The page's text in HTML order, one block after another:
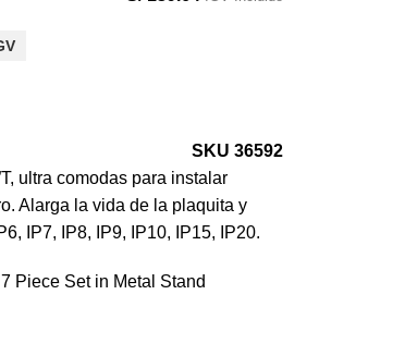
SKU 36592
ultra comodas para instalar
Alarga la vida de la plaquita y
IP7, IP8, IP9, IP10, IP15, IP20.